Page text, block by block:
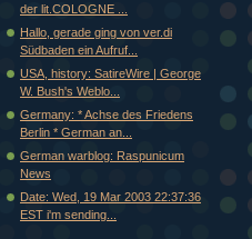
der lit.COLOGNE ...
Hallo, gerade ging von ver.di
Südbaden ein Aufruf...
USA, history: SatireWire | George
W. Bush's Weblo...
Germany: * Achse des Friedens
Berlin * German an...
German warblog: Raspunicum
News
Date: Wed, 19 Mar 2003 22:37:36
EST i'm sending...